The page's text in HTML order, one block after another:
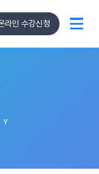
라인 수강신청